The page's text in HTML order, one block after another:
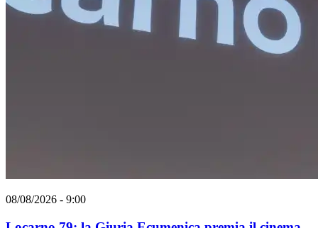
08/08/2026 - 9:00